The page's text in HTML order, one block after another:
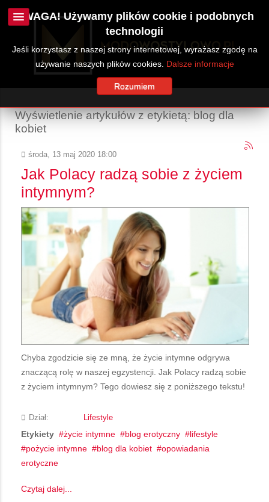
Wyświetlenie artykułów z etykietą: blog dla
kobiet
środa, 13 maj 2020 18:00
Jak Polacy radzą sobie z życiem
intymnym?
Chyba zgodzicie się ze mną, że życie intymne odgrywa
znaczącą rolę w naszej egzystencji. Jak Polacy radzą sobie
z życiem intymnym? Tego dowiesz się z poniższego tekstu!
Dział: Lifestyle
Etykiety życie intymne blog erotyczny
lifestyle
pożycie intymne
blog dla kobiet
opowiadania
erotyczne
Czytaj dalej...
UWAGA! Używamy plików cookie i podobnych
technologii
Jeśli korzystasz z naszej strony internetowej, wyrażasz zgodę na
używanie naszych plików cookies. Dalsze informacje
Rozumiem